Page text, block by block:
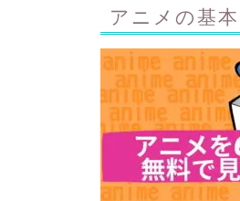
アニメの基本